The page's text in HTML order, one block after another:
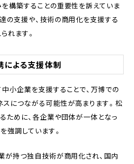
構築することの重要性を訴えていま
の支援や、技術の商用化を支援する
れます。
による支援体制
小企業を支援することで、万博での
につながる可能性が高まります。松
ために、各企業や団体が一体となっ
強調しています。
が持つ独自技術が商用化され、国内